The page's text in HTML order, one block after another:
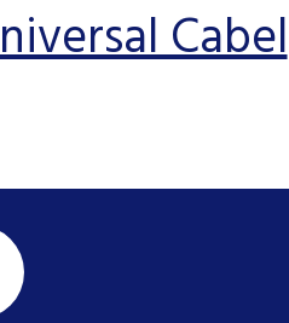
Cabel